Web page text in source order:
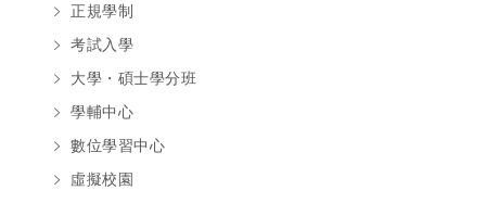
正規學制
考試入學
大學・碩士學分班
學輔中心
數位學習中心
虛擬校園